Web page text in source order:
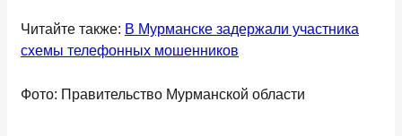
Читайте также: В Мурманске задержали участника
схемы телефонных мошенников
Фото: Правительство Мурманской области